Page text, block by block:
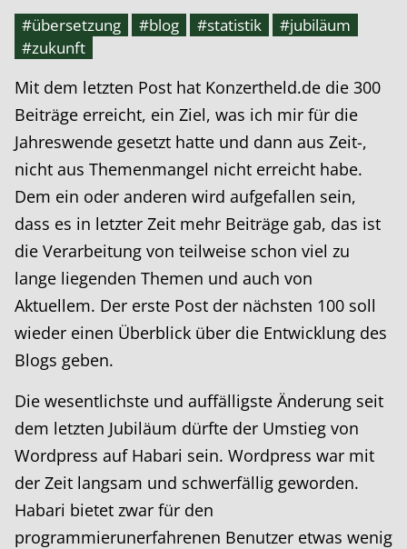
#übersetzung
#blog #statistik
#jubiläum
#zukunft
Mit dem letzten Post hat Konzertheld.de die 300
Beiträge erreicht, ein Ziel, was ich mir für die
Jahreswende gesetzt hatte und dann aus Zeit-,
nicht aus Themenmangel nicht erreicht habe.
Dem ein oder anderen wird aufgefallen sein,
dass es in letzter Zeit mehr Beiträge gab, das ist
die Verarbeitung von teilweise schon viel zu
lange liegenden Themen und auch von
Aktuellem. Der erste Post der nächsten 100 soll
wieder einen Überblick über die Entwicklung des
Blogs geben.
Die wesentlichste und auffälligste Änderung seit
dem letzten Jubiläum dürfte der Umstieg von
Wordpress auf Habari sein. Wordpress war mit
der Zeit langsam und schwerfällig geworden.
Habari bietet zwar für den
programmierunerfahrenen Benutzer etwas wenig